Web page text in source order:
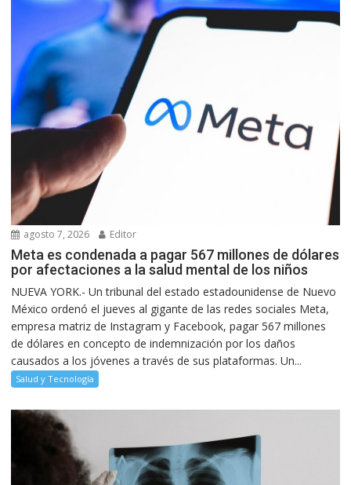
agosto 7, 2026 Editor
Meta es condenada a pagar 567 millones de dólares
por afectaciones a la salud mental de los niños
NUEVA YORK.- Un tribunal del estado estadounidense de Nuevo
México ordenó el jueves al gigante de las redes sociales Meta,
empresa matriz de Instagram y Facebook, pagar 567 millones
de dólares en concepto de indemnización por los daños
causados a los jóvenes a través de sus plataformas. Un...
Salud y Tecnología